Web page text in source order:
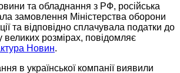
та обладнання з РФ, російська
замовлення Міністерства оборони
та відповідно сплачувала податки до
розмірах, повідомляє
Новин.
в української компанії виявили